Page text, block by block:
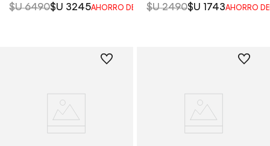
$U 6490$U 3245AHORRO DEL 50%
$U 2490$U 1743AHORRO